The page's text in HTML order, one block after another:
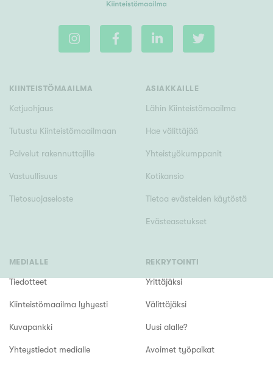
KIINTEISTÖMAAILMA
Ketjuohjaus
Tutustu Kiinteistömaailmaan
Palvelut rakennuttajille
Vastuullisuus
Tietosuojaseloste
ASIAKKAILLE
Lähin Kiinteistömaailma
Hae välittäjää
Yhteistyökumppanit
Kotikansio
Tietoa evästeiden käytöstä
Evästeasetukset
MEDIALLE
Tiedotteet
Kiinteistömaailma lyhyesti
Kuvapankki
Yhteystiedot medialle
REKRYTOINTI
Yrittäjäksi
Välittäjäksi
Uusi alalle?
Avoimet työpaikat